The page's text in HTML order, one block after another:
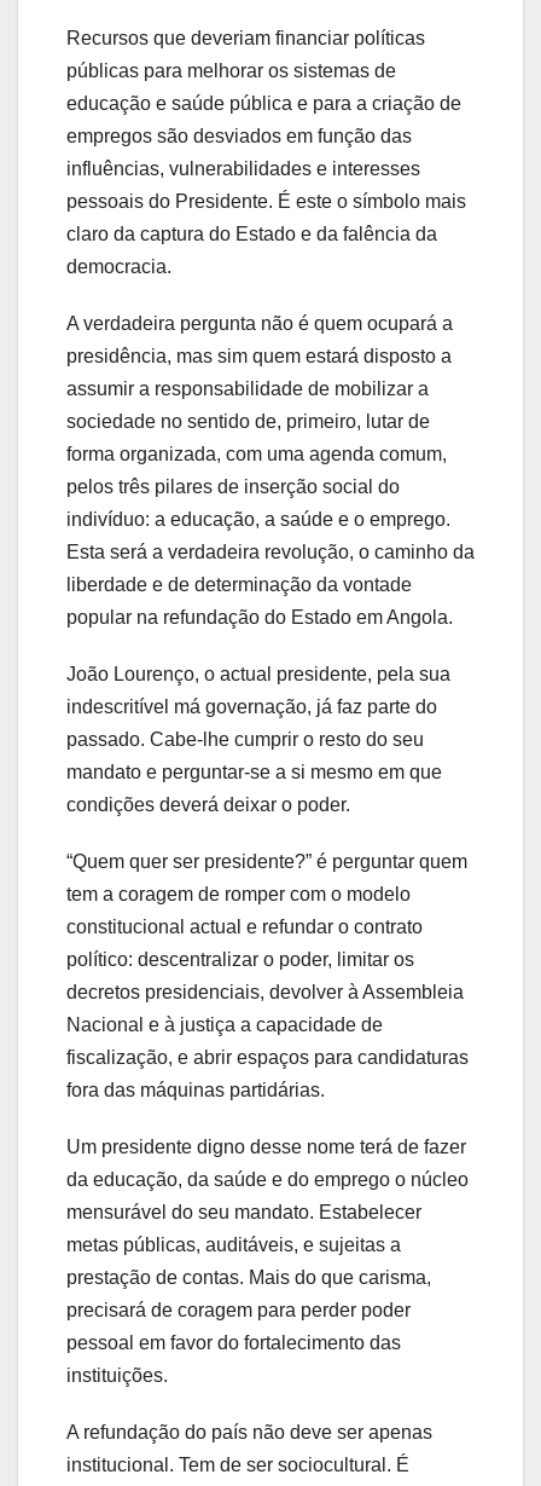
Recursos que deveriam financiar políticas
públicas para melhorar os sistemas de
educação e saúde pública e para a criação de
empregos são desviados em função das
influências, vulnerabilidades e interesses
pessoais do Presidente. É este o símbolo mais
claro da captura do Estado e da falência da
democracia.
A verdadeira pergunta não é quem ocupará a
presidência, mas sim quem estará disposto a
assumir a responsabilidade de mobilizar a
sociedade no sentido de, primeiro, lutar de
forma organizada, com uma agenda comum,
pelos três pilares de inserção social do
indivíduo: a educação, a saúde e o emprego.
Esta será a verdadeira revolução, o caminho da
liberdade e de determinação da vontade
popular na refundação do Estado em Angola.
João Lourenço, o actual presidente, pela sua
indescritível má governação, já faz parte do
passado. Cabe-lhe cumprir o resto do seu
mandato e perguntar-se a si mesmo em que
condições deverá deixar o poder.
“Quem quer ser presidente?” é perguntar quem
tem a coragem de romper com o modelo
constitucional actual e refundar o contrato
político: descentralizar o poder, limitar os
decretos presidenciais, devolver à Assembleia
Nacional e à justiça a capacidade de
fiscalização, e abrir espaços para candidaturas
fora das máquinas partidárias.
Um presidente digno desse nome terá de fazer
da educação, da saúde e do emprego o núcleo
mensurável do seu mandato. Estabelecer
metas públicas, auditáveis, e sujeitas a
prestação de contas. Mais do que carisma,
precisará de coragem para perder poder
pessoal em favor do fortalecimento das
instituições.
A refundação do país não deve ser apenas
institucional. Tem de ser sociocultural. É